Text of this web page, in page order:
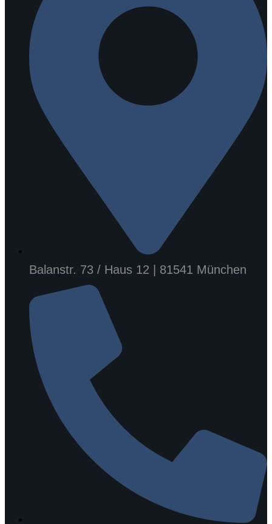
Balanstr. 73 / Haus 12 | 81541 München